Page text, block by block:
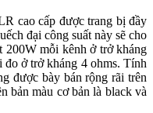
cao cấp được trang bị đầy
đại công suất này sẽ cho
200W mỗi kênh ở trở kháng
ở trở kháng 4 ohms. Tính
được bày bán rộng rãi trên
bản màu cơ bản là black và